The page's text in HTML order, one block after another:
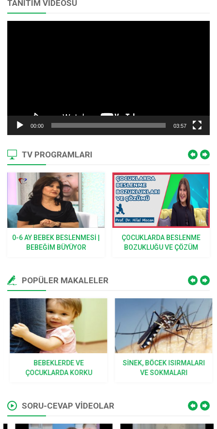
TANITIM VİDEOSU
00:00 03:57
TV PROGRAMLARI
0-6 AY BEBEK BESLENMESI |
BEBEĞIM BÜYÜYOR
ÇOCUKLARDA BESLENME
BOZUKLUĞU VE ÇÖZÜM
POPÜLER MAKALELER
BEBEKLERDE VE
ÇOCUKLARDA KORKU
SINEK, BÖCEK ISIRMALARI
VE SOKMALARI
SORU-CEVAP VİDEOLAR